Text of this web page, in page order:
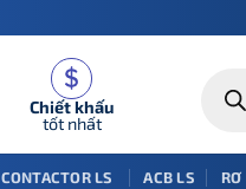
Chiết khấu
tốt nhất
kiếm
CONTACTOR LS ACB LS